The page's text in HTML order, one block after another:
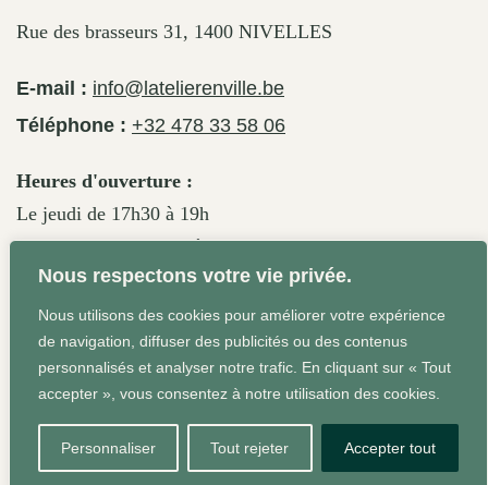
Nous respectons votre vie privée.
Nous utilisons des cookies pour améliorer votre expérience
de navigation, diffuser des publicités ou des contenus
personnalisés et analyser notre trafic. En cliquant sur « Tout
accepter », vous consentez à notre utilisation des cookies.
Personnaliser Tout rejeter Accepter tout
Rue des brasseurs 31, 1400 NIVELLES
E-mail : info@latelierenville.be
Téléphone : +32 478 33 58 06
Heures d'ouverture :
Le jeudi de 17h30 à 19h
Le vendredi de 17h30 à 19h30
Le samedi de 11h30 à 19h
Conditions Générales
Site web réalisé par Agrum'ent -
Squeeze your brand!